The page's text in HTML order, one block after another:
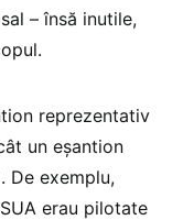
– însă inutile,
reprezentativ
un eșantion
De exemplu,
erau pilotate